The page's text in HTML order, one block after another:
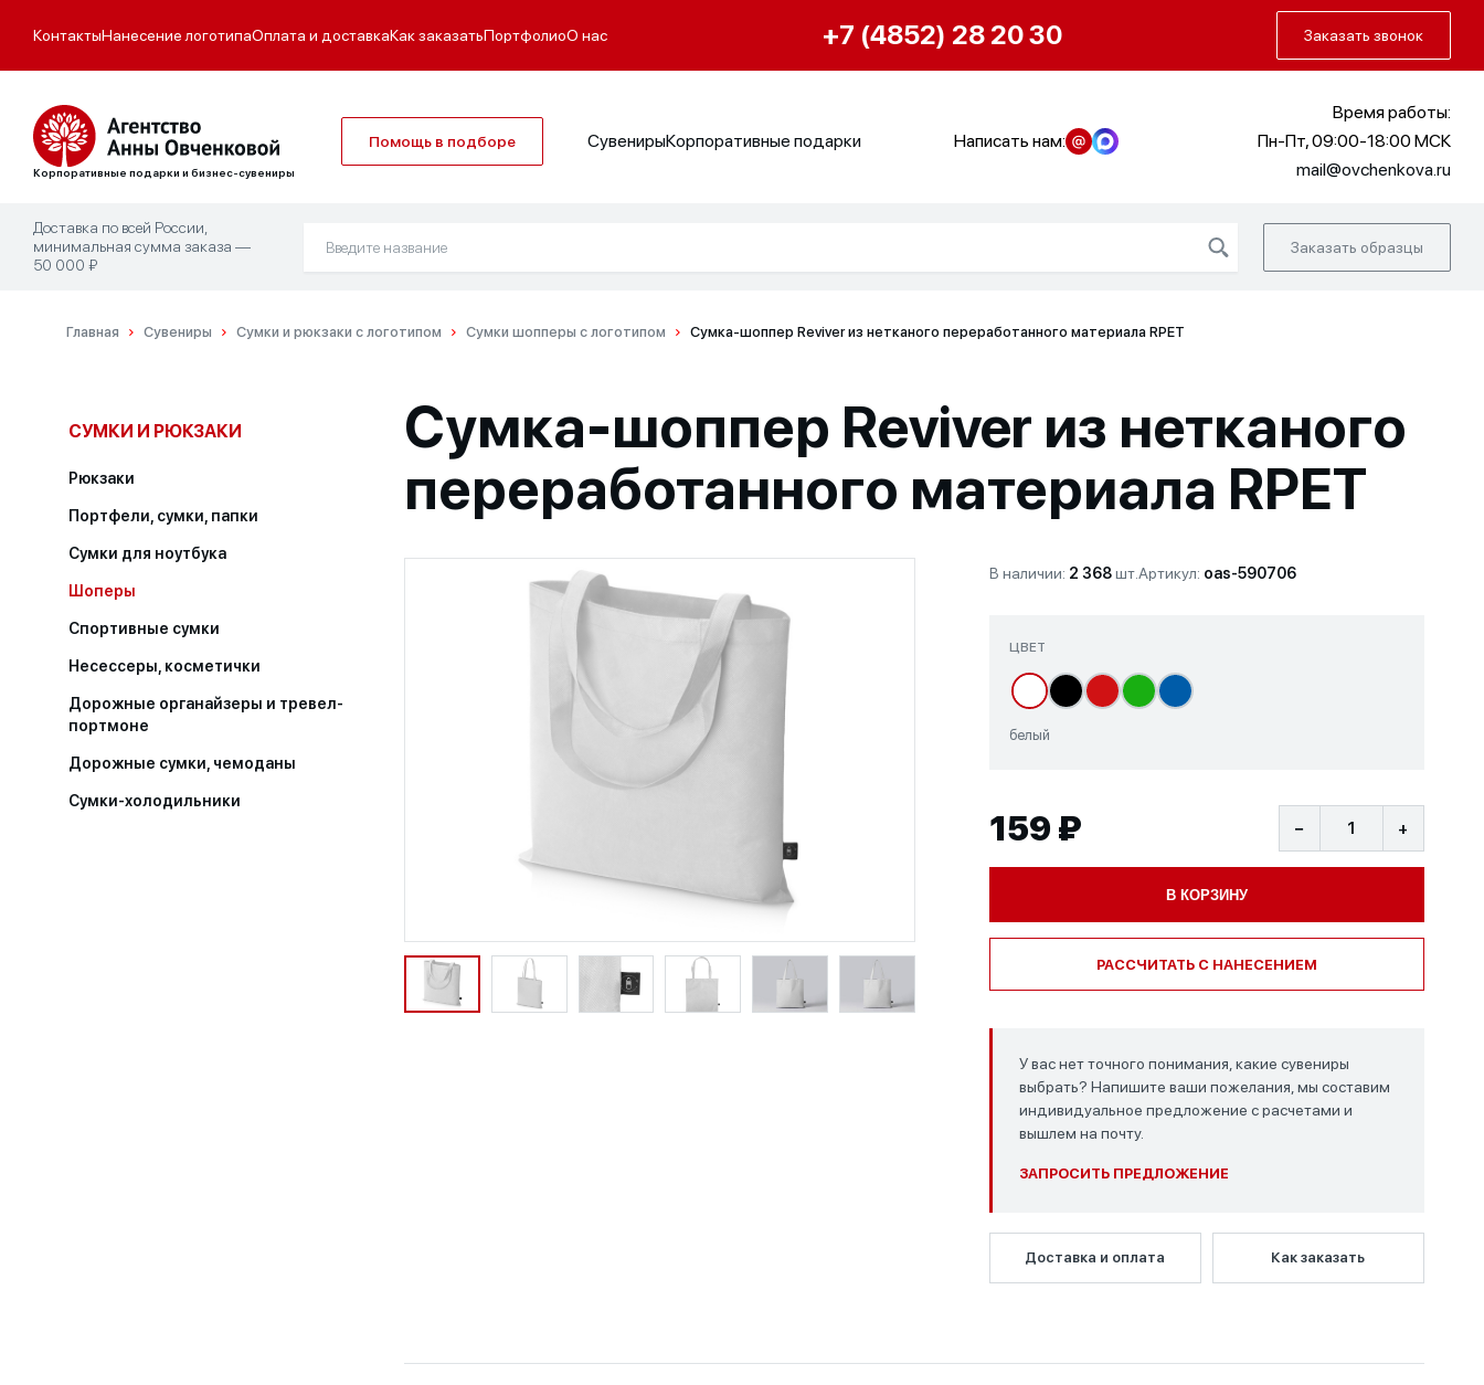
КонтактыНанесение логотипаОплата и доставкаКак заказатьПортфолиоО нас +7 (4852) 28 20 30 Заказать звонок
Корпоративные подарки и бизнес-сувениры
Помощь в подборе СувенирыКорпоративные подарки Написать нам:
Время работы:
Пн-Пт, 09:00-18:00 МСК
mail@ovchenkova.ru
Доставка по всей России,
минимальная сумма заказа —
50 000 ₽
Заказать образцы
Главная Сувениры Сумки и рюкзаки с логотипом Сумки шопперы с логотипом Сумка-шоппер Reviver из нетканого переработанного материала RPET
СУМКИ И РЮКЗАКИ
Рюкзаки
Портфели, сумки, папки
Сумки для ноутбука
Шоперы
Спортивные сумки
Несессеры, косметички
Дорожные органайзеры и тревел-
портмоне
Дорожные сумки, чемоданы
Сумки-холодильники
Сумка-шоппер Reviver из нетканого
переработанного материала RPET
В наличии: 2 368шт.Артикул: oas-590706
ЦВЕТ
белый
159 ₽ − +
В КОРЗИНУ
РАССЧИТАТЬ С НАНЕСЕНИЕМ
У вас нет точного понимания, какие сувениры
выбрать? Напишите ваши пожелания, мы составим
индивидуальное предложение с расчетами и
вышлем на почту.
ЗАПРОСИТЬ ПРЕДЛОЖЕНИЕ
Доставка и оплата Как заказать